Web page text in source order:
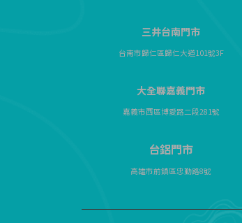
三井台南門市
台南市歸仁區歸仁大道101號3F
大全聯嘉義門市
嘉義市西區博愛路二段281號
台鋁門市
高雄市前鎮區忠勤路8號